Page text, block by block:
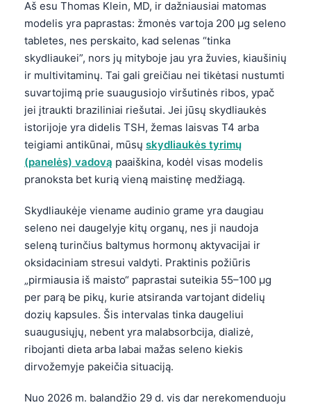
Aš esu Thomas Klein, MD, ir dažniausiai matomas
modelis yra paprastas: žmonės vartoja 200 µg seleno
tabletes, nes perskaito, kad selenas “tinka
skydliaukei”, nors jų mityboje jau yra žuvies, kiaušinių
ir multivitaminų. Tai gali greičiau nei tikėtasi nustumti
suvartojimą prie suaugusiojo viršutinės ribos, ypač
jei įtraukti braziliniai riešutai. Jei jūsų skydliaukės
istorijoje yra didelis TSH, žemas laisvas T4 arba
teigiami antikūnai, mūsų skydliaukės tyrimų
(panelės) vadovą paaiškina, kodėl visas modelis
pranoksta bet kurią vieną maistinę medžiagą.
Skydliaukėje viename audinio grame yra daugiau
seleno nei daugelyje kitų organų, nes ji naudoja
seleną turinčius baltymus hormonų aktyvacijai ir
oksidaciniam stresui valdyti. Praktinis požiūris
„pirmiausia iš maisto“ paprastai suteikia 55–100 µg
per parą be pikų, kurie atsiranda vartojant didelių
dozių kapsules. Šis intervalas tinka daugeliui
suaugusiųjų, nebent yra malabsorbcija, dializė,
ribojanti dieta arba labai mažas seleno kiekis
dirvožemyje pakeičia situaciją.
Nuo 2026 m. balandžio 29 d. vis dar nerekomenduoju